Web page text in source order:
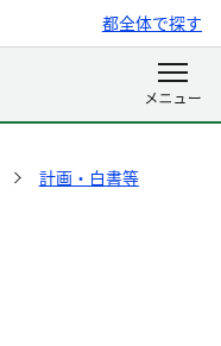
都全体で探す
計画・白書等